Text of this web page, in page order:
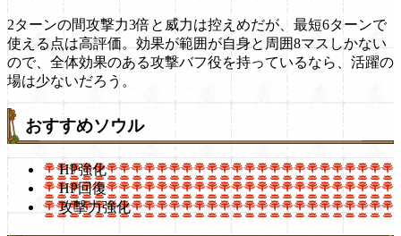
2ターンの間攻撃力3倍と威力は控えめだが、最短6ターンで
使える点は高評価。効果が範囲が自身と周囲8マスしかない
ので、全体効果のある攻撃バフ役を持っているなら、活躍の
場は少ないだろう。
おすすめソウル
HP強化
HP回復
攻撃力強化